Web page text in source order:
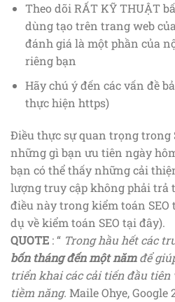
Theo dõi RẤT KỸ THUẬT
dùng tạo trên trang web
đánh giá là một phần của
riêng bạn
Hãy chú ý đến các vấn đề
thực hiện https)
Điều thực sự quan trọng trong
những gì bạn ưu tiên ngày
bạn có thể thấy những cải
lượng truy cập không phải trả
điều này trong kiểm toán
dụ về kiểm toán SEO tại đây).
QUOTE : “ Trong hầu hết các
bốn tháng đến một nămđể
triển khai các cải tiến đầu tiên
tiềm năng. Maile Ohye, Google